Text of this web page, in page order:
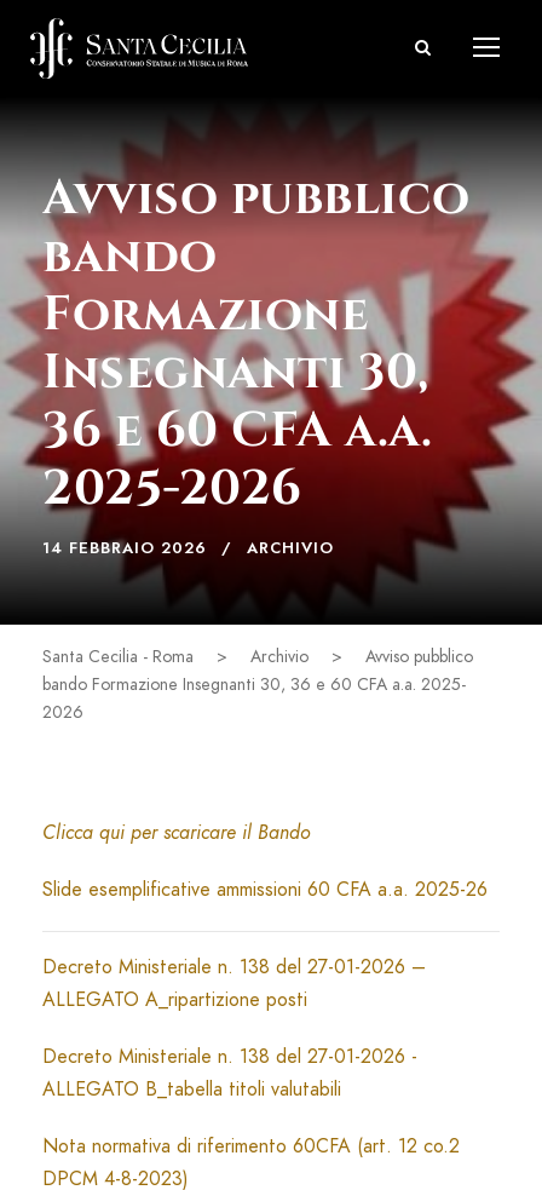
Avviso pubblico
bando
Formazione
Insegnanti 30,
36 e 60 CFA a.a.
2025-2026
14 FEBBRAIO 2026 ARCHIVIO
Santa Cecilia - Roma > Archivio >
Avviso pubblico
bando Formazione Insegnanti 30, 36 e 60 CFA a.a. 2025-
2026
Clicca qui per scaricare il Bando
Slide esemplificative ammissioni 60 CFA a.a. 2025-26
Decreto Ministeriale n. 138 del 27-01-2026 –
ALLEGATO A_ripartizione posti
Decreto Ministeriale n. 138 del 27-01-2026 -
ALLEGATO B_tabella titoli valutabili
Nota normativa di riferimento 60CFA (art. 12 co.2
DPCM 4-8-2023)